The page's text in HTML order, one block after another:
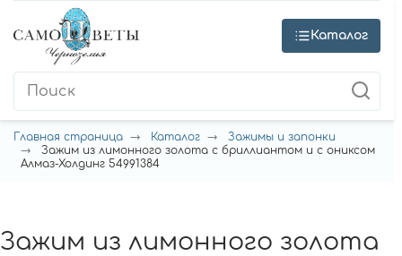
Каталог
Главная страница Каталог
Зажимы и запонки
Зажим из лимонного золота с бриллиантом и с ониксом
Алмаз-Холдинг 54991384
Зажим из лимонного золота